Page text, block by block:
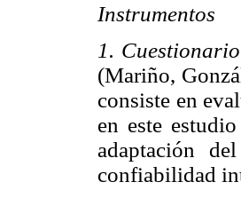
Instrumentos
1.
(Mariño,
consiste en
en este
adaptación
confiabilidad